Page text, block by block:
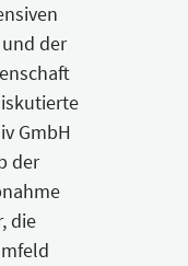
der
GmbH
der
die